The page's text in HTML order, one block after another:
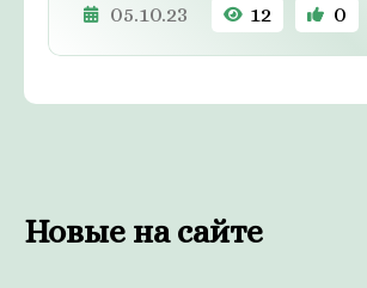
05.10.23 12 0
Новые на сайте